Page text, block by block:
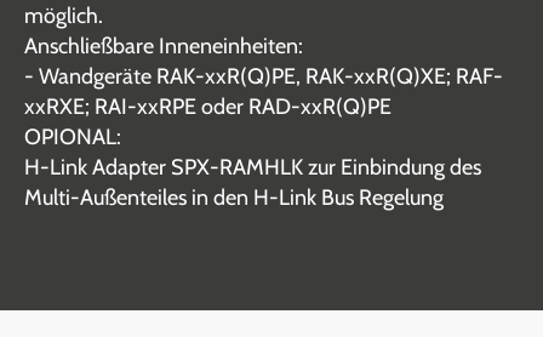
möglich.
Anschließbare Inneneinheiten:
- Wandgeräte RAK-xxR(Q)PE, RAK-xxR(Q)XE; RAF-
xxRXE; RAI-xxRPE oder RAD-xxR(Q)PE
OPIONAL:
H-Link Adapter SPX-RAMHLK zur Einbindung des
Multi-Außenteiles in den H-Link Bus Regelung